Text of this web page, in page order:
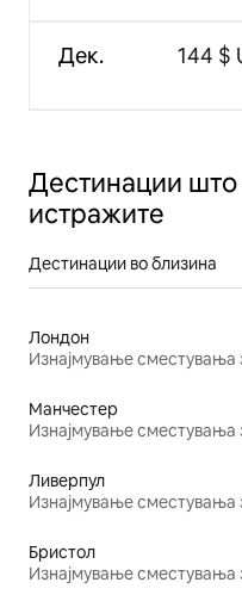
Дек. 144 $
Дестинации што
истражите
Дестинации во близина
Лондон
Манчестер
Ливерпул
Бристол